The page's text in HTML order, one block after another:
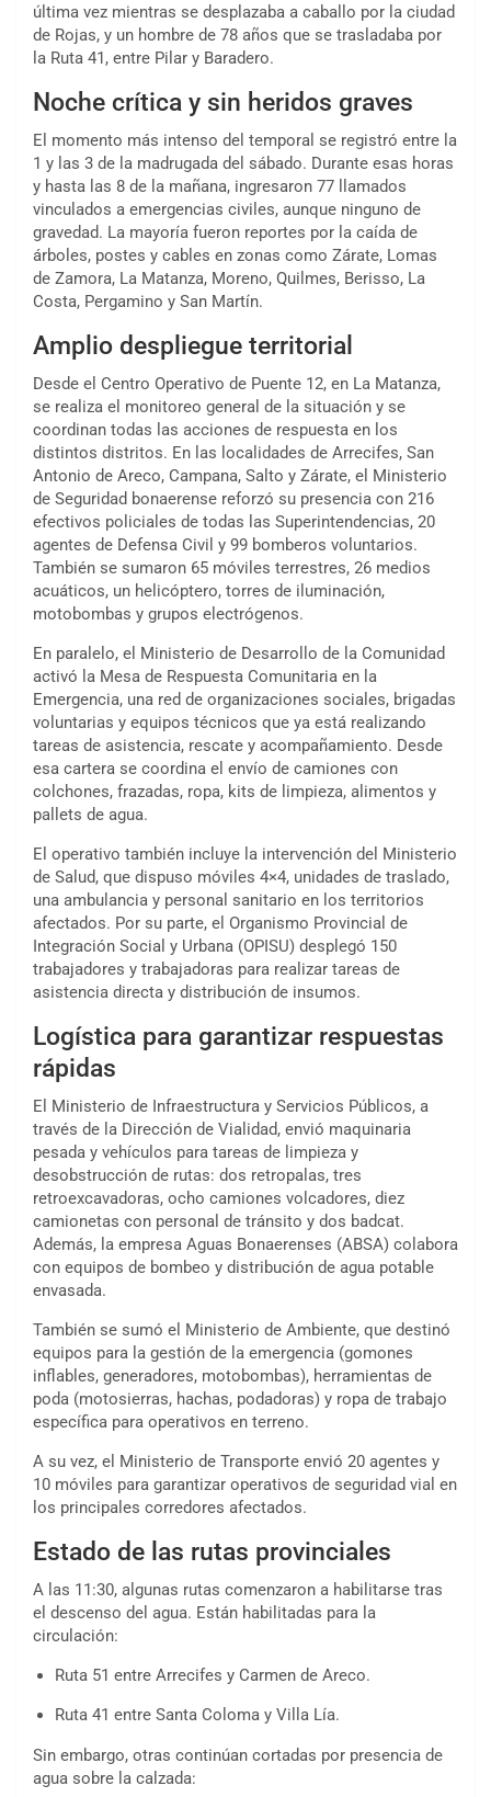
última vez mientras se desplazaba a caballo por la ciudad
de Rojas, y un hombre de 78 años que se trasladaba por
la Ruta 41, entre Pilar y Baradero.
Noche crítica y sin heridos graves
El momento más intenso del temporal se registró entre la
1 y las 3 de la madrugada del sábado. Durante esas horas
y hasta las 8 de la mañana, ingresaron 77 llamados
vinculados a emergencias civiles, aunque ninguno de
gravedad. La mayoría fueron reportes por la caída de
árboles, postes y cables en zonas como Zárate, Lomas
de Zamora, La Matanza, Moreno, Quilmes, Berisso, La
Costa, Pergamino y San Martín.
Amplio despliegue territorial
Desde el Centro Operativo de Puente 12, en La Matanza,
se realiza el monitoreo general de la situación y se
coordinan todas las acciones de respuesta en los
distintos distritos. En las localidades de Arrecifes, San
Antonio de Areco, Campana, Salto y Zárate, el Ministerio
de Seguridad bonaerense reforzó su presencia con 216
efectivos policiales de todas las Superintendencias, 20
agentes de Defensa Civil y 99 bomberos voluntarios.
También se sumaron 65 móviles terrestres, 26 medios
acuáticos, un helicóptero, torres de iluminación,
motobombas y grupos electrógenos.
En paralelo, el Ministerio de Desarrollo de la Comunidad
activó la Mesa de Respuesta Comunitaria en la
Emergencia, una red de organizaciones sociales, brigadas
voluntarias y equipos técnicos que ya está realizando
tareas de asistencia, rescate y acompañamiento. Desde
esa cartera se coordina el envío de camiones con
colchones, frazadas, ropa, kits de limpieza, alimentos y
pallets de agua.
El operativo también incluye la intervención del Ministerio
de Salud, que dispuso móviles 4×4, unidades de traslado,
una ambulancia y personal sanitario en los territorios
afectados. Por su parte, el Organismo Provincial de
Integración Social y Urbana (OPISU) desplegó 150
trabajadores y trabajadoras para realizar tareas de
asistencia directa y distribución de insumos.
Logística para garantizar respuestas
rápidas
El Ministerio de Infraestructura y Servicios Públicos, a
través de la Dirección de Vialidad, envió maquinaria
pesada y vehículos para tareas de limpieza y
desobstrucción de rutas: dos retropalas, tres
retroexcavadoras, ocho camiones volcadores, diez
camionetas con personal de tránsito y dos badcat.
Además, la empresa Aguas Bonaerenses (ABSA) colabora
con equipos de bombeo y distribución de agua potable
envasada.
También se sumó el Ministerio de Ambiente, que destinó
equipos para la gestión de la emergencia (gomones
inflables, generadores, motobombas), herramientas de
poda (motosierras, hachas, podadoras) y ropa de trabajo
específica para operativos en terreno.
A su vez, el Ministerio de Transporte envió 20 agentes y
10 móviles para garantizar operativos de seguridad vial en
los principales corredores afectados.
Estado de las rutas provinciales
A las 11:30, algunas rutas comenzaron a habilitarse tras
el descenso del agua. Están habilitadas para la
circulación:
Ruta 51 entre Arrecifes y Carmen de Areco.
Ruta 41 entre Santa Coloma y Villa Lía.
Sin embargo, otras continúan cortadas por presencia de
agua sobre la calzada: